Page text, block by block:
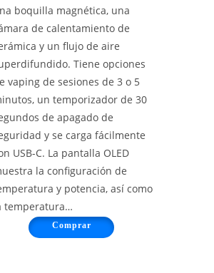
boquilla magnética, una
de calentamiento de
y un flujo de aire
Tiene opciones
vaping de sesiones de 3 o 5
un temporizador de 30
de apagado de
y se carga fácilmente
USB-C. La pantalla OLED
la configuración de
y potencia, así como
temperatura…
Comprar